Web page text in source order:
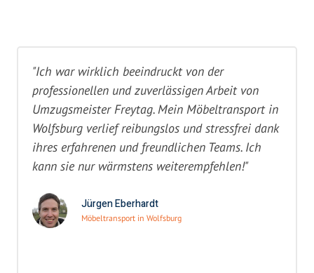
"Ich war wirklich beeindruckt von der
professionellen und zuverlässigen Arbeit von
Umzugsmeister Freytag. Mein Möbeltransport in
Wolfsburg verlief reibungslos und stressfrei dank
ihres erfahrenen und freundlichen Teams. Ich
kann sie nur wärmstens weiterempfehlen!"
Jürgen Eberhardt
Möbeltransport in Wolfsburg